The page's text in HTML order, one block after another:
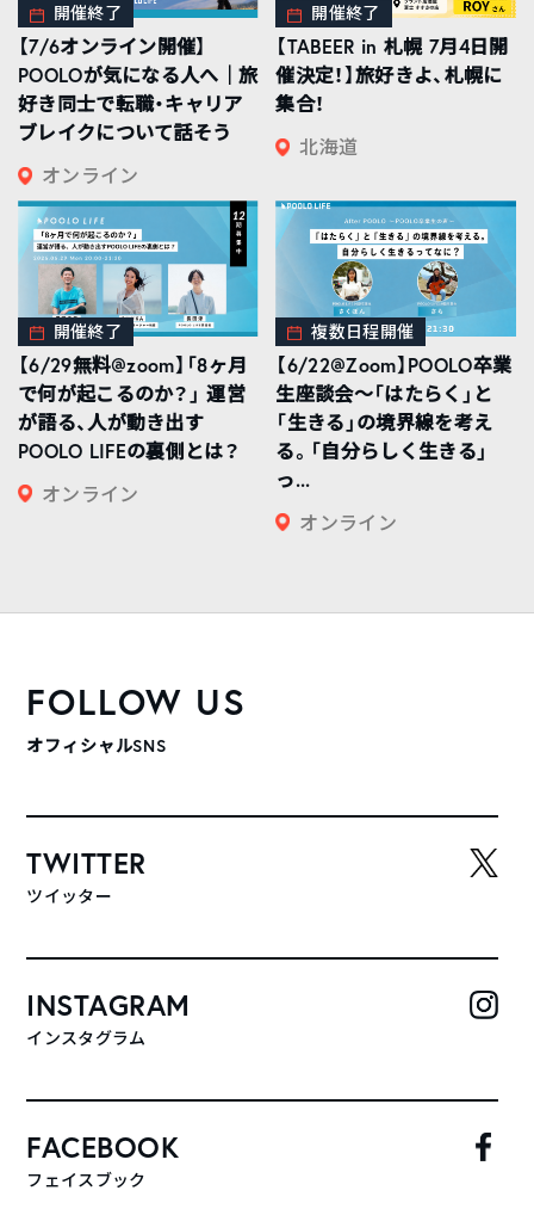
開催終了
【7/6オンライン開催】
POOLOが気になる人へ｜旅
好き同士で転職・キャリア
ブレイクについて話そう
オンライン
開催終了
【TABEER in 札幌 7月4日開
催決定！】旅好きよ、札幌に
集合！
北海道
開催終了
【6/29無料@zoom】「8ヶ月
で何が起こるのか？」 運営
が語る、人が動き出す
POOLO LIFEの裏側とは？
オンライン
複数日程開催
【6/22@Zoom】POOLO卒業
生座談会〜「はたらく」と
「生きる」の境界線を考え
る。「自分らしく生きる」
っ...
オンライン
FOLLOW US
オフィシャルSNS
TWITTER
ツイッター
INSTAGRAM
インスタグラム
FACEBOOK
フェイスブック